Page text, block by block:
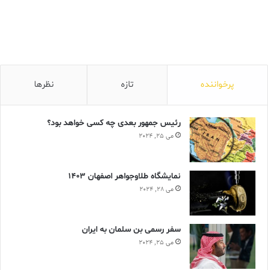
پرخواننده تازه نظرها
رئیس جمهور بعدی چه کسی خواهد بود؟
می 25, 2024
نمایشگاه طلاوجواهر اصفهان 1403
می 28, 2024
سفر رسمی بن سلمان به ایران
می 25, 2024